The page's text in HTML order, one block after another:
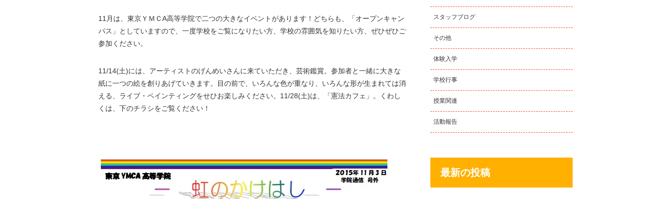
11月は、東京ＹＭＣA高等学院で二つの大きなイベントがあります！どちらも、「オープンキャン
パス」としていますので、一度学校をご覧になりたい方、学校の雰囲気を知りたい方、ぜひぜひご
参加ください。
11/14(土)には、アーティストのげんめいさんに来ていただき、芸術鑑賞。参加者と一緒に大きな
紙に一つの絵を創りあげていきます。目の前で、いろんな色が重なり、いろんな形が生まれては消
える、ライブ・ペインティングをせひお楽しみください。11/28(土)は、「憲法カフェ」。くわし
くは、下のチラシをご覧ください！
スタッフブログ
その他
体験入学
学校行事
授業関連
活動報告
最新の投稿